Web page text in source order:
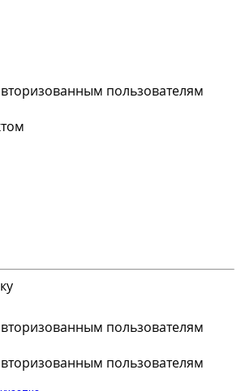
пользователям
пользователям
пользователям